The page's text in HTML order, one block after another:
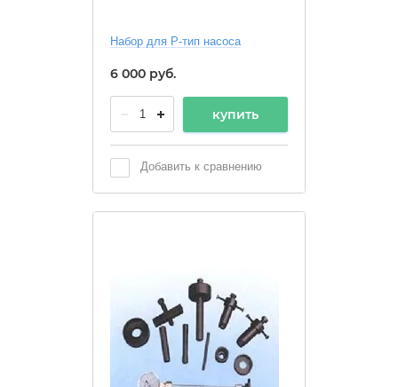
Набор для P-тип насоса
6 000 руб.
купить
Добавить к сравнению